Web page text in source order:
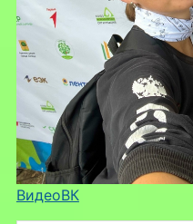
ВидеоВК